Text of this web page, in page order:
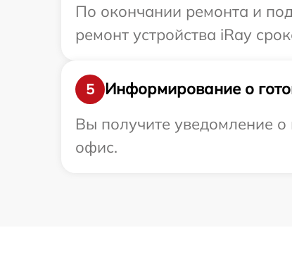
По окончании ремонта и
ремонт устройства iRay
5
Информирование о
Вы получите уведомление о
офис.